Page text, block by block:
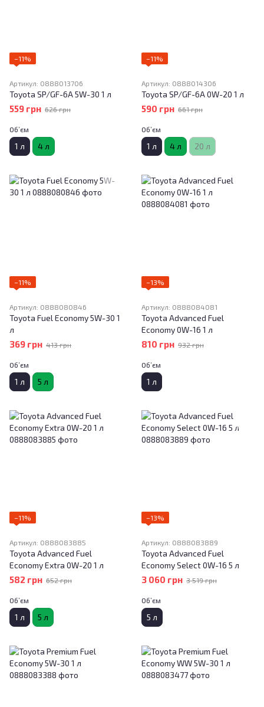
−11%
Артикул: 0888013706
Toyota SP/GF-6A 5W-30 1 л
559 грн 626 грн
Об’єм
1 л 4 л
−11%
Артикул: 0888014306
Toyota SP/GF-6A 0W-20 1 л
590 грн 661 грн
Об’єм
1 л 4 л 20 л
−11%
Артикул: 0888080846
Toyota Fuel Economy 5W-30 1
л
369 грн 413 грн
Об’єм
1 л 5 л
−13%
Артикул: 0888084081
Toyota Advanced Fuel
Economy 0W-16 1 л
810 грн 932 грн
Об’єм
1 л
−11%
Артикул: 0888083885
Toyota Advanced Fuel
Economy Extra 0W-20 1 л
582 грн 652 грн
Об’єм
1 л 5 л
−13%
Артикул: 0888083889
Toyota Advanced Fuel
Economy Select 0W-16 5 л
3 060 грн 3 519 грн
Об’єм
5 л